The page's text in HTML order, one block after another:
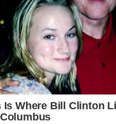
Is Where Bill Clinton